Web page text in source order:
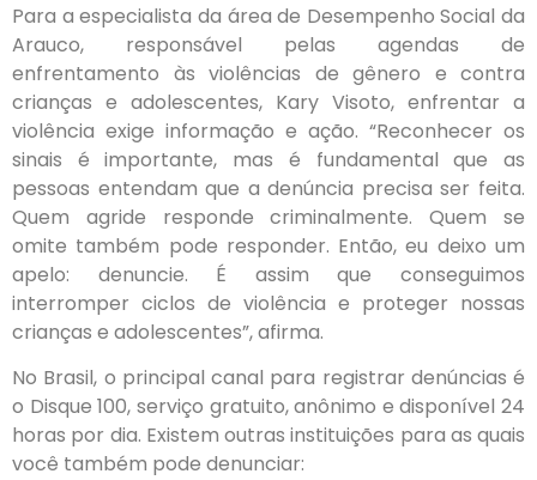
Para a especialista da área de Desempenho Social da
Arauco, responsável pelas agendas de
enfrentamento às violências de gênero e contra
crianças e adolescentes, Kary Visoto, enfrentar a
violência exige informação e ação. “Reconhecer os
sinais é importante, mas é fundamental que as
pessoas entendam que a denúncia precisa ser feita.
Quem agride responde criminalmente. Quem se
omite também pode responder. Então, eu deixo um
apelo: denuncie. É assim que conseguimos
interromper ciclos de violência e proteger nossas
crianças e adolescentes”, afirma.
No Brasil, o principal canal para registrar denúncias é
o Disque 100, serviço gratuito, anônimo e disponível 24
horas por dia. Existem outras instituições para as quais
você também pode denunciar: